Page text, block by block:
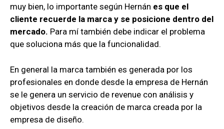
muy bien, lo importante según Hernán es que el
cliente recuerde la marca y se posicione dentro del
mercado. Para mí también debe indicar el problema
que soluciona más que la funcionalidad.
En general la marca también es generada por los
profesionales en donde desde la empresa de Hernán
se le genera un servicio de revenue con análisis y
objetivos desde la creación de marca creada por la
empresa de diseño.